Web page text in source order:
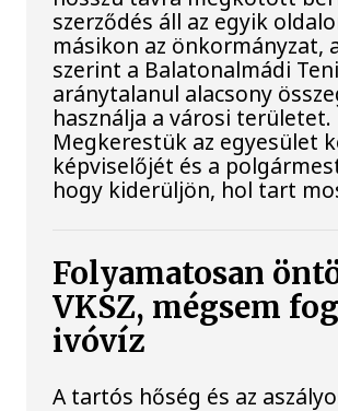
szerződés áll az egyik
másikon az önkormányzat,
szerint a Balatonalmádi
aránytalanul alacsony
használja a városi területet.
Megkerestük az egyesület
képviselőjét és a
hogy kiderüljön, hol tart
Folyamatosan
VKSZ, mégsem
ivóvíz
A tartós hőség és az